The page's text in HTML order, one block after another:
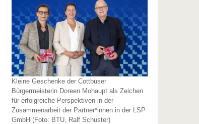
Kleine Geschenke der Cottbuser
Bürgermeisterin Doreen Mohaupt als Zeichen
für erfolgreiche Perspektiven in der
Zusammenarbeit der Partner*innen in der LSP
GmbH (Foto: BTU, Ralf Schuster)